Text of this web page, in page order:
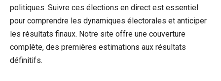
politiques. Suivre ces élections en direct est essentiel
pour comprendre les dynamiques électorales et anticiper
les résultats finaux. Notre site offre une couverture
complète, des premières estimations aux résultats
définitifs.